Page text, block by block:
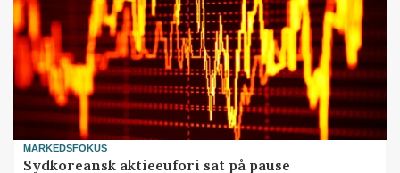
MARKEDSFOKUS
Sydkoreansk aktieeufori sat på pause